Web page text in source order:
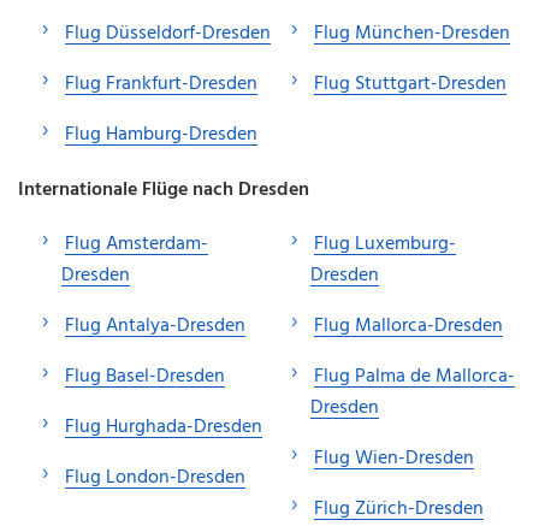
Flug Düsseldorf-Dresden
Flug Frankfurt-Dresden
Flug Hamburg-Dresden
Flug München-Dresden
Flug Stuttgart-Dresden
Internationale Flüge nach Dresden
Flug Amsterdam-
Dresden
Flug Antalya-Dresden
Flug Basel-Dresden
Flug Hurghada-Dresden
Flug London-Dresden
Flug Luxemburg-
Dresden
Flug Mallorca-Dresden
Flug Palma de Mallorca-
Dresden
Flug Wien-Dresden
Flug Zürich-Dresden